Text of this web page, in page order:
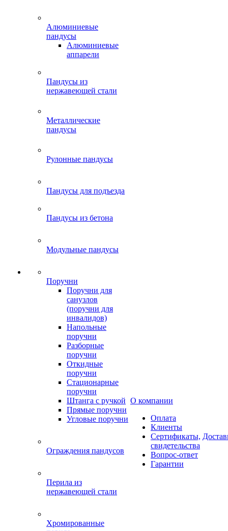
Алюминиевые
пандусы
Алюминиевые
аппарели
Пандусы из
нержавеющей стали
Металлические
пандусы
Рулонные пандусы
Пандусы для подъезда
Пандусы из бетона
Модульные пандусы
Поручни
Поручни для
санузлов
(поручни для
инвалидов)
Напольные
поручни
Разборные
поручни
Откидные
поручни
Стационарные
поручни
Штанга с ручкой
Прямые поручни
Угловые поручни
Ограждения пандусов
Перила из
нержавеющей стали
Хромированные
О компании
Оплата
Клиенты
Сертификаты,
свидетельства
Вопрос-ответ
Гарантии